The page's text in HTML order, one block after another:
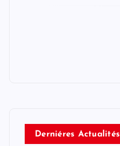
Derniéres Actualités